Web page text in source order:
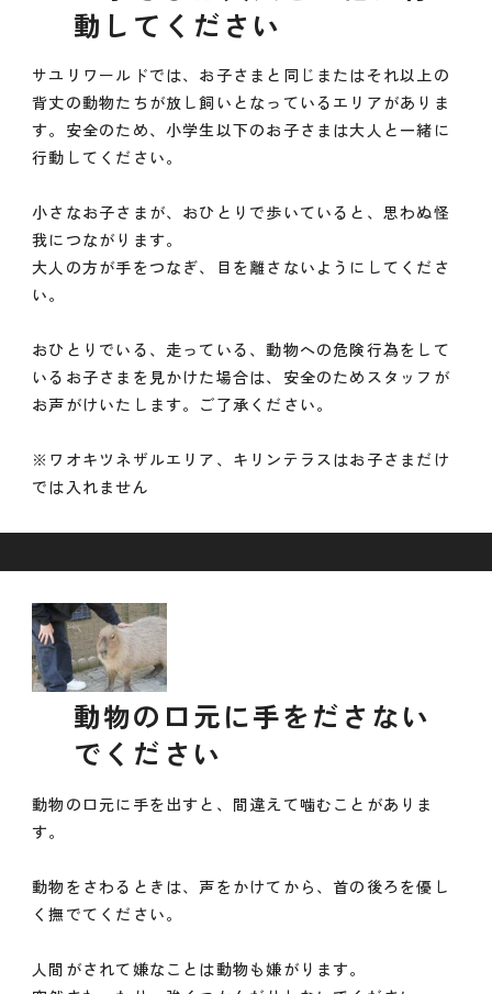
動してください
サユリワールドでは、お子さまと同じまたはそれ以上の
背丈の動物たちが放し飼いとなっているエリアがありま
す。安全のため、小学生以下のお子さまは大人と一緒に
行動してください。
小さなお子さまが、おひとりで歩いていると、思わぬ怪
我につながります。
大人の方が手をつなぎ、目を離さないようにしてくださ
い。
おひとりでいる、走っている、動物への危険行為をして
いるお子さまを見かけた場合は、安全のためスタッフが
お声がけいたします。ご了承ください。
※ワオキツネザルエリア、キリンテラスはお子さまだけ
では入れません
動物の口元に手をださない
でください
動物の口元に手を出すと、間違えて噛むことがありま
す。
動物をさわるときは、声をかけてから、首の後ろを優し
く撫でてください。
人間がされて嫌なことは動物も嫌がります。